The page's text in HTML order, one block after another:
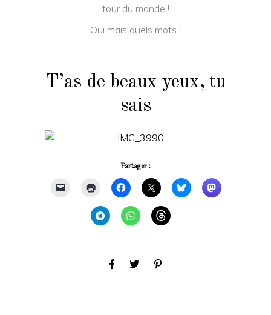
tour du monde !
Oui mais quels mots !
T’as de beaux yeux, tu
sais
Partager :